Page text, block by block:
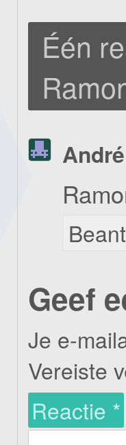
Één
André
Geef
Je e-
Vereiste
Reactie *